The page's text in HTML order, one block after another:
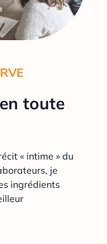
toute
« intime » du
je
ingrédients